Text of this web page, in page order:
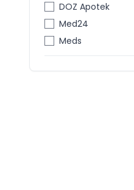
DOZ Apotek
Med24
Meds